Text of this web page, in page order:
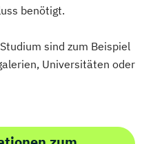
benötigt.
sind zum Beispiel
Universitäten oder